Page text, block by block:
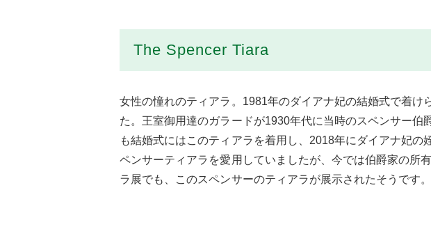
The Spencer Tiara
女性の憧れのティアラ。1981年のダイアナ妃の結婚式で着
た。王室御用達のガラードが1930年代に当時のスペンサー
も結婚式にはこのティアラを着用し、2018年にダイアナ妃
ペンサーティアラを愛用していましたが、今では伯爵家の所
ラ展でも、このスペンサーのティアラが展示されたそうです